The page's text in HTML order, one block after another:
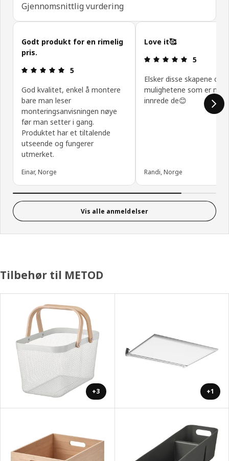
Gjennomsnittlig vurdering
Hopp over kundeanmeldelser
Godt produkt for en rimelig
pris.
Produktomtale: 5 ingen kundevurdering 5
5
God kvalitet, enkel å montere
bare man leser
monteringsanvisningen nøye
før man setter i gang.
Produktet har et tiltalende
utseende og fungerer
utmerket.
Einar, Norge
Love it🥰
5
Elsker disse skapene og
mulighetene som er
innrede de😊
Randi, Norge
Vis alle anmeldelser
Tilbehør til METOD
+3 +1